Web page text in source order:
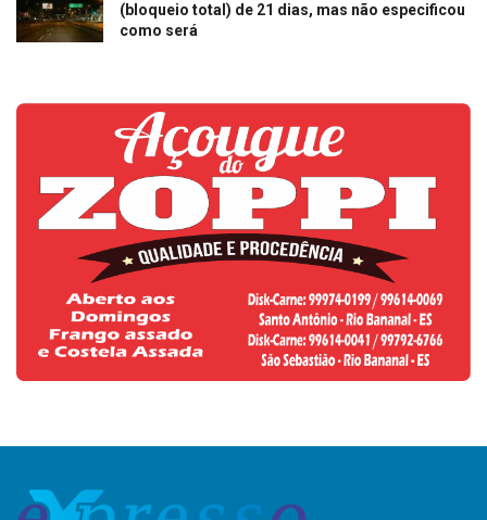
(bloqueio total) de 21 dias, mas não especificou
como será